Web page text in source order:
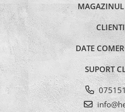
DATE
SUPORT